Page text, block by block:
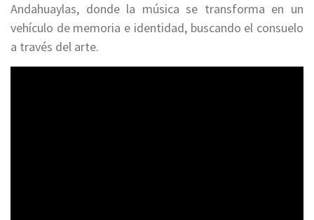
Andahuaylas, donde la música se transforma en un
vehículo de memoria e identidad, buscando el consuelo
a través del arte.